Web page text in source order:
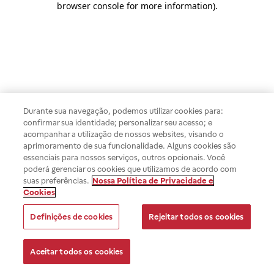
browser console for more information).
Durante sua navegação, podemos utilizar cookies para:
confirmar sua identidade; personalizar seu acesso; e
acompanhar a utilização de nossos websites, visando o
aprimoramento de sua funcionalidade. Alguns cookies são
essenciais para nossos serviços, outros opcionais. Você
poderá gerenciar os cookies que utilizamos de acordo com
suas preferências. Nossa Política de Privacidade e
Cookies
Definições de cookies Rejeitar todos os cookies
Aceitar todos os cookies